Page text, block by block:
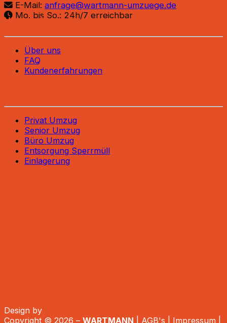
E-Mail: anfrage@wartmann-umzuege.de
Mo. bis So.: 24h/7 erreichbar
Unternehmen
Über uns
FAQ
Kundenerfahrungen
Privat Umzug
Senior Umzug
Büro Umzug
Entsorgung Sperrmüll
Einlagerung
Design by
Copyright © 2026 – WARTMANN AGB's Impressum